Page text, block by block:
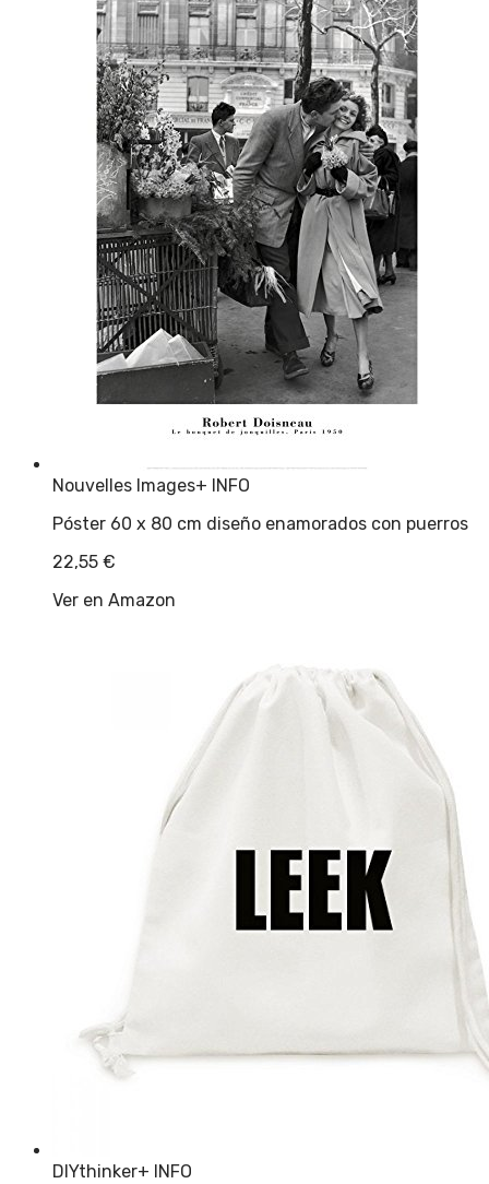
Nouvelles Images+ INFO
Póster 60 x 80 cm diseño enamorados con puerros
22,55 €
Ver en Amazon
DIYthinker+ INFO